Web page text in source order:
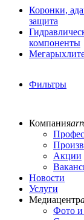
Коронки,
защита
компоненты
Фильтры
Компания
Акции
Новости
Услуги
Медиацентр
Фото и